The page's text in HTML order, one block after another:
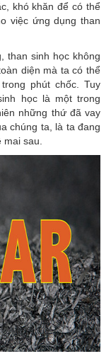
khó khăn để có thể
việc ứng dụng than
than sinh học không
diện mà ta có thể
phút chốc. Tuy
học là một trong
những thứ đã vay
chúng ta, là ta đang
sau.